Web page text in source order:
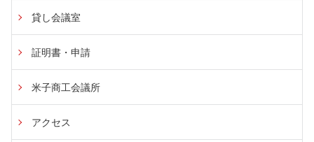
貸し会議室
証明書・申請
米子商工会議所
アクセス